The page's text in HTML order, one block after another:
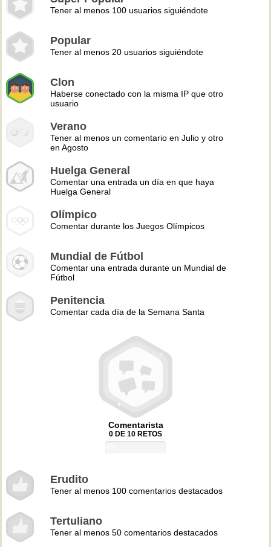
Tener al menos 100 usuarios siguiéndote
Popular
Tener al menos 20 usuarios siguiéndote
Clon
Haberse conectado con la misma IP que otro
usuario
Verano
Tener al menos un comentario en Julio y otro
en Agosto
Huelga General
Comentar una entrada un día en que haya
Huelga General
Olímpico
Comentar durante los Juegos Olímpicos
Mundial de Fútbol
Comentar una entrada durante un Mundial de
Fútbol
Penitencia
Comentar cada día de la Semana Santa
Comentarista
0 DE 10 RETOS
Erudito
Tener al menos 100 comentarios destacados
Tertuliano
Tener al menos 50 comentarios destacados